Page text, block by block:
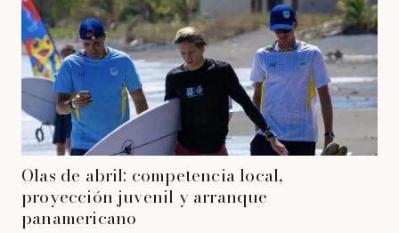
Olas de abril: competencia local,
proyección juvenil y arranque
panamericano